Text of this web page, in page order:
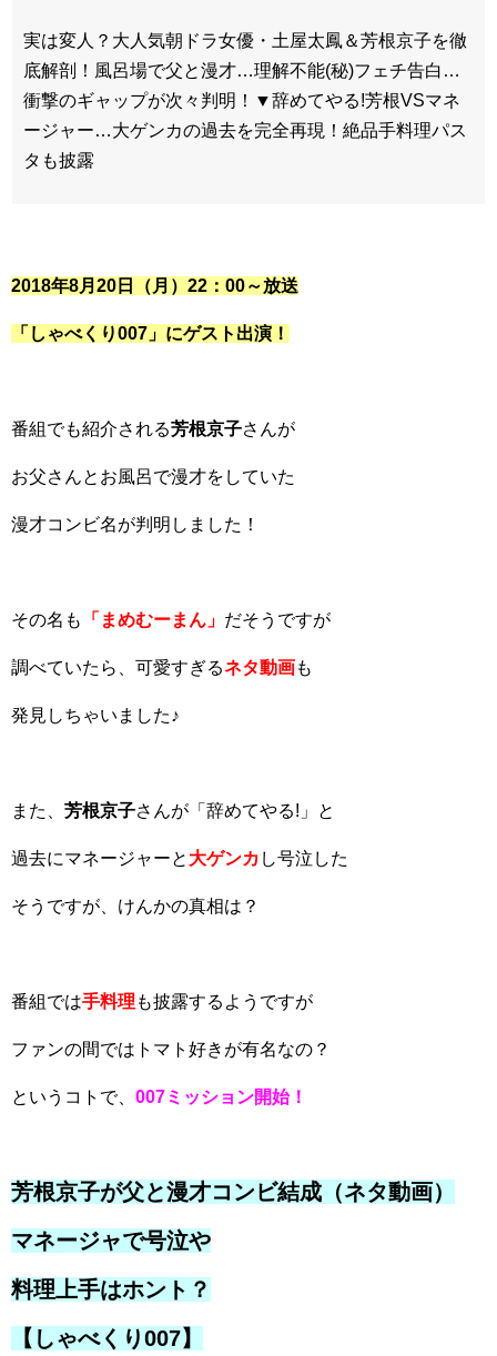
実は変人？大人気朝ドラ女優・土屋太鳳＆芳根京子を徹
底解剖！風呂場で父と漫才…理解不能(秘)フェチ告白…
衝撃のギャップが次々判明！▼辞めてやる!芳根VSマネ
ージャー…大ゲンカの過去を完全再現！絶品手料理パス
タも披露
2018年8月20日（月）22：00～放送
「しゃべくり007」にゲスト出演！
番組でも紹介される芳根京子さんが
お父さんとお風呂で漫才をしていた
漫才コンビ名が判明しました！
その名も 「まめむーまん」 だそうですが
調べていたら、可愛すぎるネタ動画も
発見しちゃいました♪
また、 芳根京子さんが「辞めてやる!」と
過去にマネージャーと 大ゲンカ し号泣した
そうですが、けんかの真相は？
番組では手料理 も披露するようですが
ファンの間ではトマト好きが有名なの？
というコトで、 007ミッション開始！
芳根京子が父と漫才コンビ結成（ネタ動画）
マネージャで号泣や
料理上手はホント？
【しゃべくり007】